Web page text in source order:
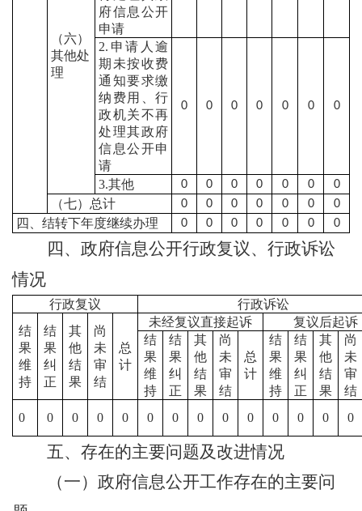
（六）
其他处
理
府信息公开
申请
2.申请人逾
期未按收费
通知要求缴
纳费用、行
政机关不再
处理其政府
信息公开申
请
0 0 0 0 0 0 0
3.其他 0 0 0 0 0 0 0
（七）总计 0 0 0 0 0 0 0
四、结转下年度继续办理 0 0 0 0 0 0 0
四、政府信息公开行政复议、行政诉讼
情况
行政复议
行政诉讼
结
果
维
持
结
果
纠
正
其
他
结
果
尚
未
审
结
总
计
未经复议直接起诉
复议后起诉
结
果
维
持
结
果
纠
正
其
他
结
果
尚
未
审
结
总
计
结
果
维
持
结
果
纠
正
其
他
结
果
尚
未
审
结
0
0 0 0 0 0 0 0 0 0 0 0 0 0
五、存在的主要问题及改进情况
（一）政府信息公开工作存在的主要问